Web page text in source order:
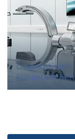
Diagnostinen
kuvantaminen